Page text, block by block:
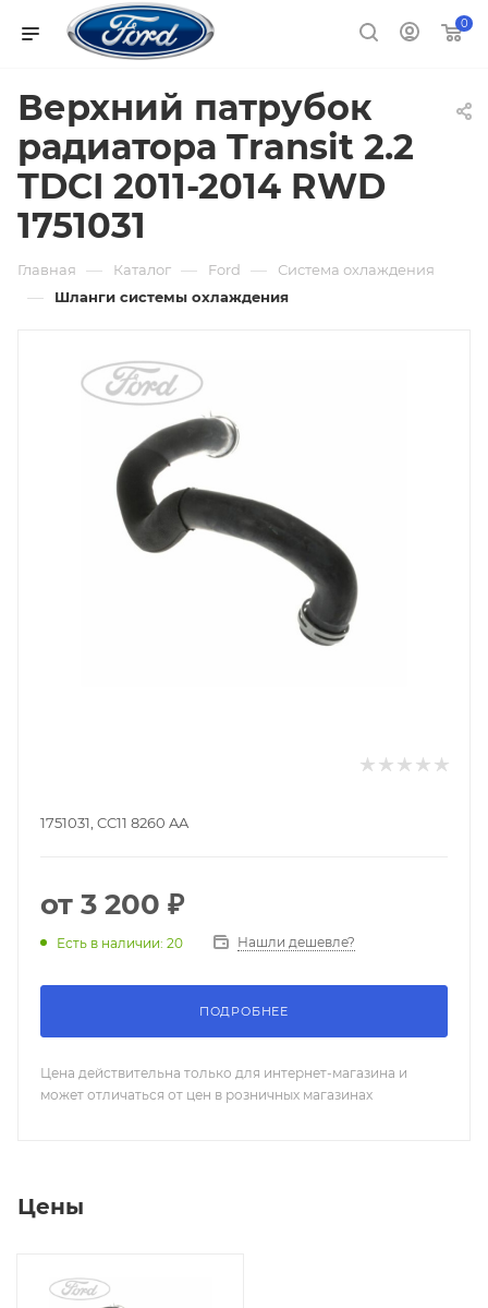
0
Верхний патрубок
радиатора Transit 2.2
TDCI 2011-2014 RWD
1751031
Главная — Каталог — Ford — Система охлаждения
— Шланги системы охлаждения
1751031, CC11 8260 AA
от 3 200 ₽
Есть в наличии: 20 Нашли дешевле?
ПОДРОБНЕЕ
Цена действительна только для интернет-магазина и
может отличаться от цен в розничных магазинах
Цены